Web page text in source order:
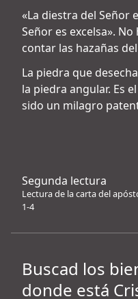
«La diestra del Señor
Señor es excelsa».
contar las hazañas del
La piedra que
la piedra angular. Es
sido un milagro
Segunda lectura
Lectura de la carta del
1-4
Buscad los
donde está